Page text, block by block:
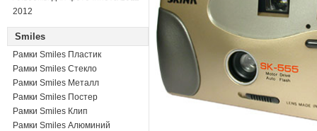
2012
Smiles
Рамки Smiles Пластик
Рамки Smiles Стекло
Рамки Smiles Металл
Рамки Smiles Постер
Рамки Smiles Клип
Рамки Smiles Алюминий